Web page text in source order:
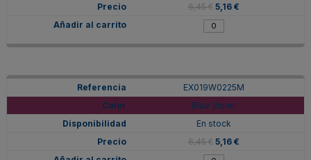
6,45 € 5,16 €
EX019W0225M
Blue Violet
En stock
6,45 € 5,16 €